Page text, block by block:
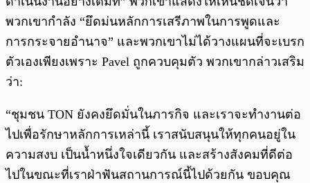
พวกเขากำลัง “ยึดม่นหลักการเสรีภาพในการพูดและ
การกระจายอำนาจ” และพวกเขาไม่ได้วางแผนที่จะเบรก
ตัวเองเพียงเพราะ Pavel ถูกควบคุมตัว พวกเขากล่าวเสริม
ว่า:
“ชุมชน TON ยังคงยึดมั่นในภารกิจ และเราจะทำงานต่อ
ไปเพื่อรักษาหลักการเหล่านี้ เราสนับสนุนให้ทุกคนอยู่ใน
ความสงบ เป็นน้ำหนึ่งใจเดียวกัน และสร้างสังคมที่ดีต่อ
ไปในขณะที่เราฝ่าฟันสถานการณ์นี้ไปด้วยกัน ขอบคุณ